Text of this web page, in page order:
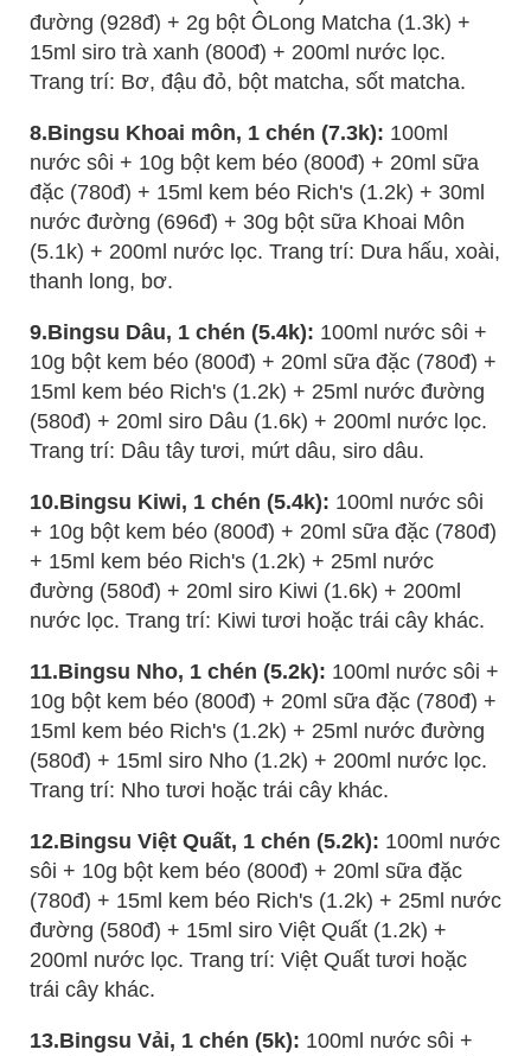
đường (928đ) + 2g bột ÔLong Matcha (1.3k) +
15ml siro trà xanh (800đ) + 200ml nước lọc.
Trang trí: Bơ, đậu đỏ, bột matcha, sốt matcha.
8.Bingsu Khoai môn, 1 chén (7.3k): 100ml
nước sôi + 10g bột kem béo (800đ) + 20ml sữa
đặc (780đ) + 15ml kem béo Rich's (1.2k) + 30ml
nước đường (696đ) + 30g bột sữa Khoai Môn
(5.1k) + 200ml nước lọc. Trang trí: Dưa hấu, xoài,
thanh long, bơ.
9.Bingsu Dâu, 1 chén (5.4k): 100ml nước sôi +
10g bột kem béo (800đ) + 20ml sữa đặc (780đ) +
15ml kem béo Rich's (1.2k) + 25ml nước đường
(580đ) + 20ml siro Dâu (1.6k) + 200ml nước lọc.
Trang trí: Dâu tây tươi, mứt dâu, siro dâu.
10.Bingsu Kiwi, 1 chén (5.4k): 100ml nước sôi
+ 10g bột kem béo (800đ) + 20ml sữa đặc (780đ)
+ 15ml kem béo Rich's (1.2k) + 25ml nước
đường (580đ) + 20ml siro Kiwi (1.6k) + 200ml
nước lọc. Trang trí: Kiwi tươi hoặc trái cây khác.
11.Bingsu Nho, 1 chén (5.2k): 100ml nước sôi +
10g bột kem béo (800đ) + 20ml sữa đặc (780đ) +
15ml kem béo Rich's (1.2k) + 25ml nước đường
(580đ) + 15ml siro Nho (1.2k) + 200ml nước lọc.
Trang trí: Nho tươi hoặc trái cây khác.
12.Bingsu Việt Quất, 1 chén (5.2k): 100ml nước
sôi + 10g bột kem béo (800đ) + 20ml sữa đặc
(780đ) + 15ml kem béo Rich's (1.2k) + 25ml nước
đường (580đ) + 15ml siro Việt Quất (1.2k) +
200ml nước lọc. Trang trí: Việt Quất tươi hoặc
trái cây khác.
13.Bingsu Vải, 1 chén (5k): 100ml nước sôi +